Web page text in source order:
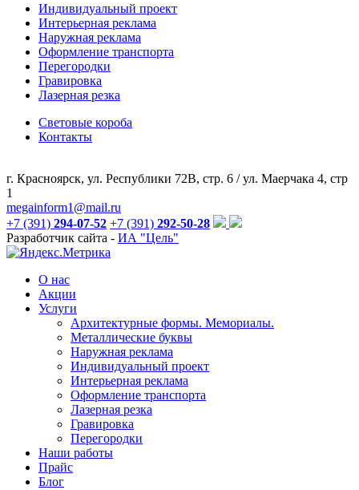
Индивидуальный проект
Интерьерная реклама
Наружная реклама
Оформление транспорта
Перегородки
Гравировка
Лазерная резка
Световые короба
Контакты
г. Красноярск, ул. Республики 72В, стр. 6 / ул. Маерчака 4, стр
1
megainform1@mail.ru
+7 (391) 294-07-52 +7 (391) 292-50-28
Разработчик сайта - ИА "Цель"
О нас
Акции
Услуги
Архитектурные формы. Мемориалы.
Металлические буквы
Наружная реклама
Индивидуальный проект
Интерьерная реклама
Оформление транспорта
Лазерная резка
Гравировка
Перегородки
Наши работы
Прайс
Блог